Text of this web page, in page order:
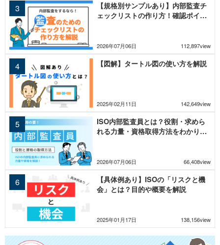
2026年07月06日 112,897view
【規格別サンプルあり】内部監査チ
ェックリストの作り方！確認ポイン
2025年02月11日 142,649view
【図解】タートル図の使い方を解説
2026年07月06日 66,408view
ISO内部監査員とは？役割・求めら
れる力量・資格取得方法をわかりや
2025年01月17日 138,156view
【具体例あり】ISOの「リスクと機
会」とは？目的や概要を解説